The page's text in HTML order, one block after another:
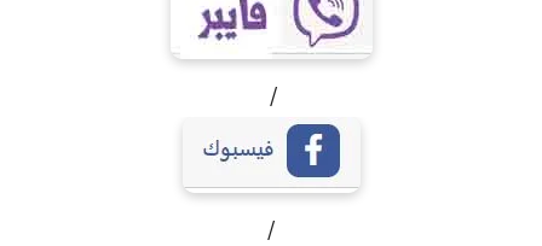
/
/